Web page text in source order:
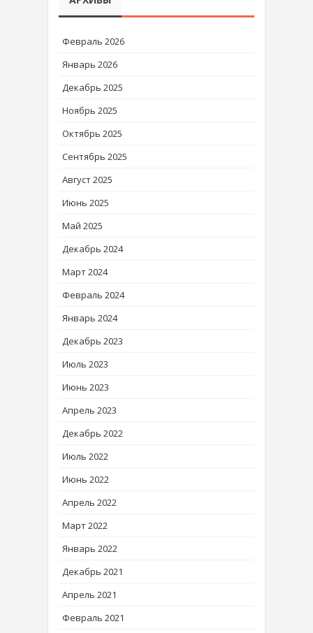
Февраль 2026
Январь 2026
Декабрь 2025
Ноябрь 2025
Октябрь 2025
Сентябрь 2025
Август 2025
Июнь 2025
Май 2025
Декабрь 2024
Март 2024
Февраль 2024
Январь 2024
Декабрь 2023
Июль 2023
Июнь 2023
Апрель 2023
Декабрь 2022
Июль 2022
Июнь 2022
Апрель 2022
Март 2022
Январь 2022
Декабрь 2021
Апрель 2021
Февраль 2021